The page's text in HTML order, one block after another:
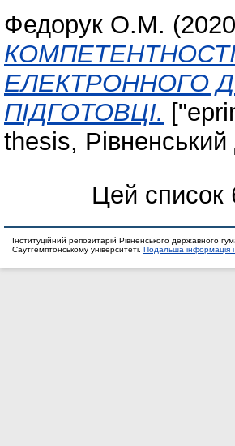
Федорук О.М.
ЕЛЕКТРОННОГО
ПІДГОТОВЦІ.
thesis, Рівненський
Цей список
Інституційний репозитарій Рівненського державного
Саутгемптонському університеті. Подальша інформація